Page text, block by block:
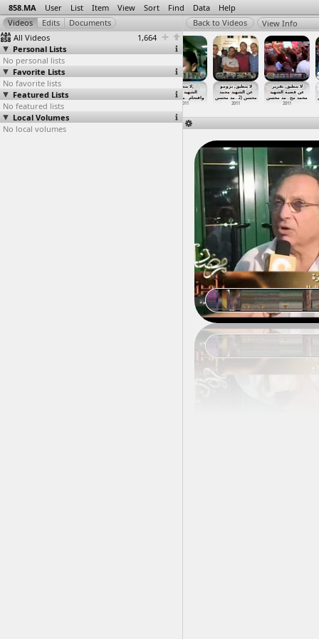
858.MA User List Item View Sort Find Data Help
All Videos
1,664
Personal Lists
No personal lists
Favorite Lists
No favorite lists
Featured Lists
No featured lists
Local Volumes
No local volumes
View Info
لا ينطبق,
احتفالية
تأبين ا…مد محسن
2011
مد
لا ينطبق,
الشهيد محمد
واقتحام …مد محسن
2011
لا ينطبق, برومو
عن الشهيد محمد
محسن (2 …مد محسن
2011
لا ينطبق, تقرير
عن قضية الشهيد
محمد مح…مد محسن
2011